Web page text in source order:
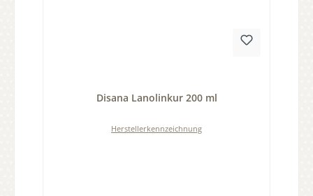
Disana Lanolinkur 200 ml
Herstellerkennzeichnung